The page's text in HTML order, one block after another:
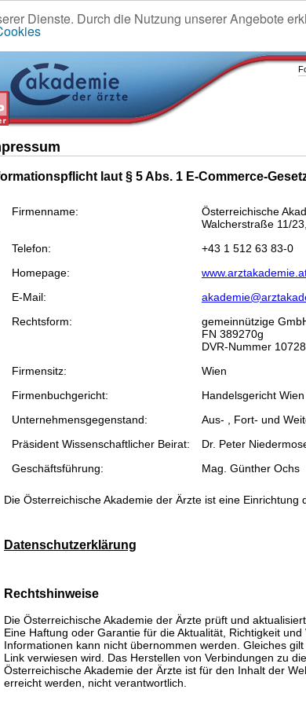
Dienste. Durch die Nutzung unserer Angebote
laut § 5 Abs. 1 E-Commerce-
Firmenname:
Österreichische
Walcherstraße 11/
Telefon:
+43 1 512 63 83-0
Homepage:
E-Mail:
Rechtsform:
gemeinnützige
FN 389270g
DVR-Nummer
Firmensitz:
Wien
Firmenbuchgericht:
Handelsgericht Wien
Unternehmensgegenstand:
Aus- , Fort- und
Präsident Wissenschaftlicher Beirat:
Dr. Peter
Geschäftsführung:
Mag. Günther Ochs
Die Österreichische Akademie der Ärzte ist eine Einrichtung
Datenschutzerklärung
Rechtshinweise
Die Österreichische Akademie der Ärzte prüft und
Eine Haftung oder Garantie für die Aktualität, Richtigkeit
Informationen kann nicht übernommen werden. Gleiches
Link verwiesen wird. Das Herstellen von Verbindungen zu
Österreichische Akademie der Ärzte ist für den Inhalt der
erreicht werden, nicht verantwortlich.